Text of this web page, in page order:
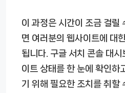
이 과정은 시간이 조금 걸릴
면 여러분의 웹사이트에 대
됩니다. 구글 서치 콘솔 대
이트 상태를 한 눈에 확인하
기 위해 필요한 조치를 취할